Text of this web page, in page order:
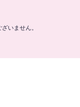
いません。